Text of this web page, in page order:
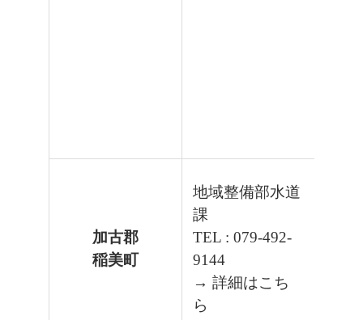
加古郡
稲美町
地域整備部水道
課
TEL : 079-492-
9144
→ 詳細はこち
ら